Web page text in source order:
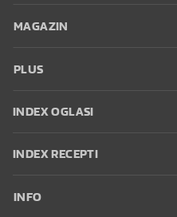
MAGAZIN
PLUS
INDEX OGLASI
INDEX RECEPTI
INFO